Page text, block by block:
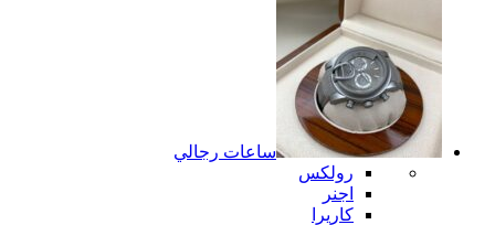
ساعات رجالي
رولكس
اجنر
كاريرا